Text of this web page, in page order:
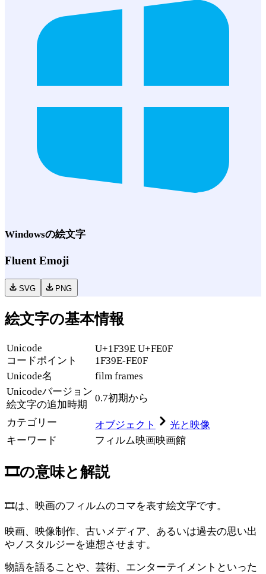
Windowsの絵文字
Fluent Emoji
SVG PNG
絵文字の基本情報
Unicode
コードポイント
U+1F39E U+FE0F
1F39E-FE0F
Unicode名
film frames
Unicodeバージョン
絵文字の追加時期
0.7初期から
カテゴリー オブジェクト
光と映像
キーワード
フィルム映画映画館
🎞️の意味と解説
🎞️は、映画のフィルムのコマを表す絵文字です。
映画、映像制作、古いメディア、あるいは過去の思い出
やノスタルジーを連想させます。
物語を語ることや、芸術、エンターテイメントといった